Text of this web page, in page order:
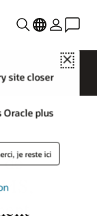
Close
site closer
Oracle plus
je reste ici